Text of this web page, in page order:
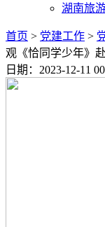
湖南旅
首页 > 党建工作 >
观《恰同学少年》
日期：2023-12-11